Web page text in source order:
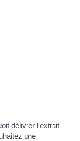
délivrer l'extrait
une